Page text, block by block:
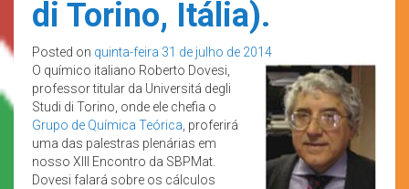
di Torino, Itália).
Posted on quinta-feira 31 de julho de 2014
O químico italiano Roberto Dovesi,
professor titular da Universitá degli
Studi di Torino, onde ele chefia o
Grupo de Química Teórica , proferirá
uma das palestras plenárias em
nosso XIII Encontro da SBPMat.
Dovesi falará sobre os cálculos